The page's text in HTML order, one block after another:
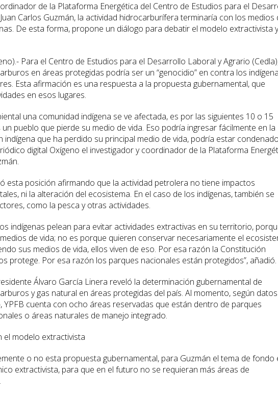
de la Plataforma Energética del Centro de Estudios para el
Carlos Guzmán, la actividad hidrocarburífera terminaría con los medios
De esta forma, propone un diálogo para debatir el modelo extractivista
Para el Centro de Estudios para el Desarrollo Laboral y Agrario
en áreas protegidas podría ser un “genocidio” en contra los
Esta afirmación es una respuesta a la propuesta gubernamental, que
en esos lugares.
una comunidad indígena se ve afectada, es por las siguientes 10 o 15
pueblo que pierde su medio de vida. Eso podría ingresar fácilmente en la
indígena que ha perdido su principal medio de vida, podría estar
digital Oxígeno el investigador y coordinador de la Plataforma
esta posición afirmando que la actividad petrolera no tiene impactos
ni la alteración del ecosistema. En el caso de los indígenas, también se
como la pesca y otras actividades.
indígenas pelean para evitar actividades extractivas en su territorio,
de vida; no es porque quieren conservar necesariamente el
sus medios de vida, ellos viven de eso. Por esa razón la Constitución
protege. Por esa razón los parques nacionales están protegidos”, añadió.
Álvaro García Linera reveló la determinación gubernamental de
y gas natural en áreas protegidas del país. Al momento, según datos
cuenta con ocho áreas reservadas que están dentro de parques
o áreas naturales de manejo integrado.
el modelo extractivista
o no esta propuesta gubernamental, para Guzmán el tema de fondo
extractivista, para que en el futuro no se requieran más áreas de